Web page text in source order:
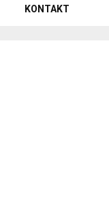
KONTAKT